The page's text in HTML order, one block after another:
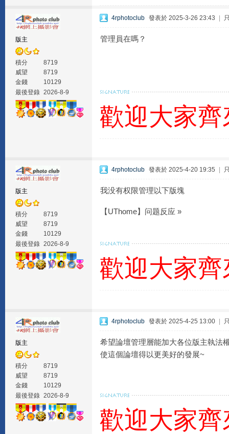
版主
積分
8719
威望
8719
金錢
10129
最後登錄 2026-8-9
4rphotoclub 發表於 2025-3-26 23:43
管理員在嗎？
歡迎大家
版主
積分
8719
威望
8719
金錢
10129
最後登錄 2026-8-9
4rphotoclub 發表於 2025-4-20 19:35
我没有权限管理以下版塊
【UThome】问题反应 »
歡迎大家
版主
積分
8719
威望
8719
金錢
10129
最後登錄 2026-8-9
4rphotoclub 發表於 2025-4-25 13:00
希望論壇管理層能加大各位版主執法
使這個論壇得以更美好的發展~
歡迎大家